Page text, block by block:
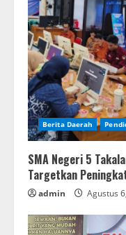
Berita Daerah
SMA Negeri 5
Targetkan
admin Agustus